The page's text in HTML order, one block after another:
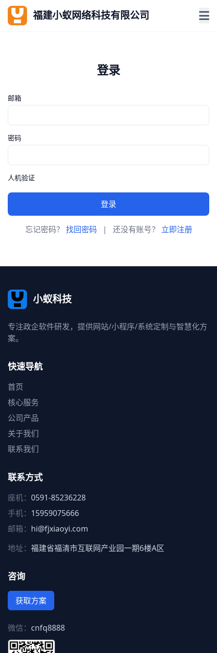
福建小蚁网络科技有限公司
登录
邮箱
密码
人机验证
登录
忘记密码？ 找回密码 | 还没有账号？ 立即注册
小蚁科技
专注政企软件研发，提供网站/小程序/系统定制与智慧化方
案。
快速导航
首页
核心服务
公司产品
关于我们
联系我们
联系方式
座机： 0591-85236228
手机： 15959075666
邮箱： hi@fjxiaoyi.com
地址： 福建省福清市互联网产业园一期6楼A区
咨询
获取方案
微信： cnfq8888